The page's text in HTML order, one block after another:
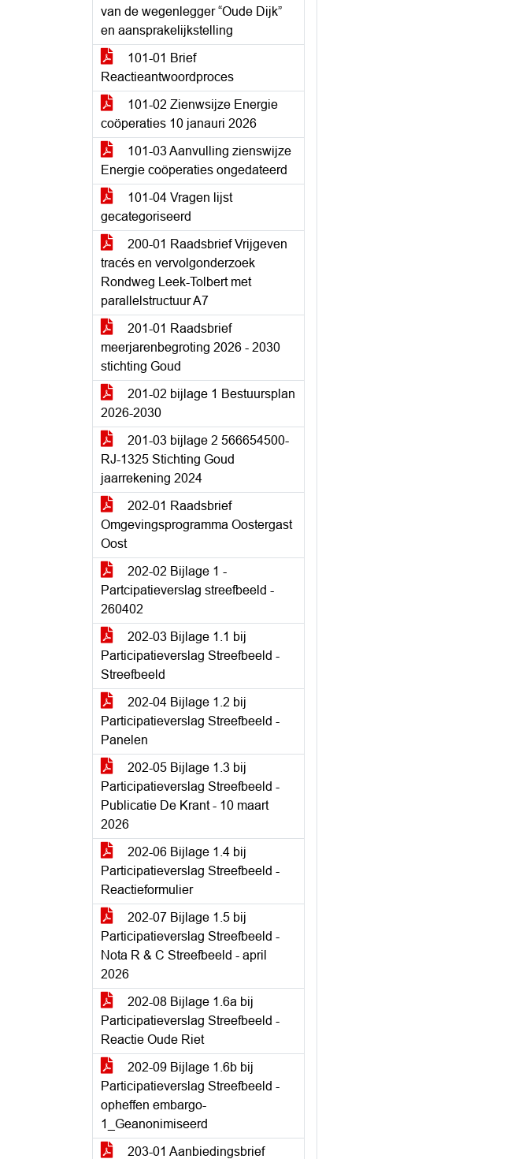
van de wegenlegger “Oude Dijk”
en aansprakelijkstelling
101-01 Brief
Reactieantwoordproces
101-02 Zienwsijze Energie
coöperaties 10 janauri 2026
101-03 Aanvulling zienswijze
Energie coöperaties ongedateerd
101-04 Vragen lijst
gecategoriseerd
200-01 Raadsbrief Vrijgeven
tracés en vervolgonderzoek
Rondweg Leek-Tolbert met
parallelstructuur A7
201-01 Raadsbrief
meerjarenbegroting 2026 - 2030
stichting Goud
201-02 bijlage 1 Bestuursplan
2026-2030
201-03 bijlage 2 566654500-
RJ-1325 Stichting Goud
jaarrekening 2024
202-01 Raadsbrief
Omgevingsprogramma Oostergast
Oost
202-02 Bijlage 1 -
Partcipatieverslag streefbeeld -
260402
202-03 Bijlage 1.1 bij
Participatieverslag Streefbeeld -
Streefbeeld
202-04 Bijlage 1.2 bij
Participatieverslag Streefbeeld -
Panelen
202-05 Bijlage 1.3 bij
Participatieverslag Streefbeeld -
Publicatie De Krant - 10 maart
2026
202-06 Bijlage 1.4 bij
Participatieverslag Streefbeeld -
Reactieformulier
202-07 Bijlage 1.5 bij
Participatieverslag Streefbeeld -
Nota R & C Streefbeeld - april
2026
202-08 Bijlage 1.6a bij
Participatieverslag Streefbeeld -
Reactie Oude Riet
202-09 Bijlage 1.6b bij
Participatieverslag Streefbeeld -
opheffen embargo-
1_Geanonimiseerd
203-01 Aanbiedingsbrief